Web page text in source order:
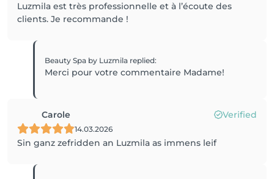
Luzmila est très professionnelle et à l’écoute des
clients. Je recommande !
Beauty Spa by Luzmila replied:
Merci pour votre commentaire Madame!
Carole Verified
14.03.2026
Sin ganz zefridden an Luzmila as immens leif